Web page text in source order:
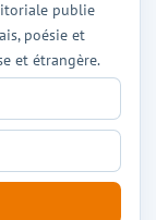
publie
poésie et
et étrangère.